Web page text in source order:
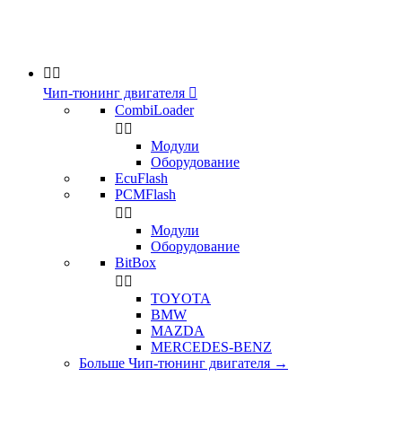
 
Чип-тюнинг двигателя 
CombiLoader
 
Модули
Оборудование
EcuFlash
PCMFlash
 
Модули
Оборудование
BitBox
 
TOYOTA
BMW
MAZDA
MERCEDES-BENZ
Больше Чип-тюнинг двигателя →